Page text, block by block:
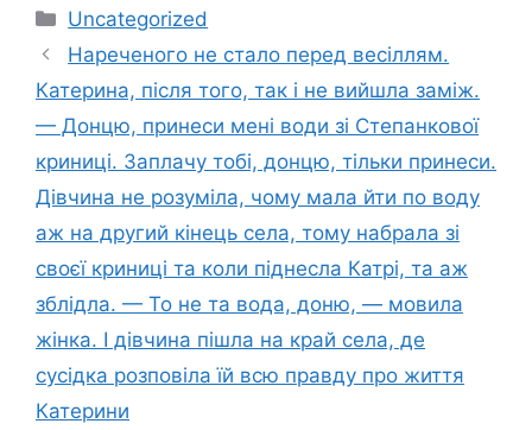
Категорії
Uncategorized
Нареченого не стало перед весіллям.
Катерина, після того, так і не вийшла заміж.
— Донцю, принеси мені води зі Степанкової
криниці. Заплачу тобі, донцю, тільки принеси.
Дівчина не розуміла, чому мала йти по воду
аж на другий кінець села, тому набрала зі
своєї криниці та коли піднесла Катрі, та аж
зблідла. — То не та вода, доню, — мовила
жінка. І дівчина пішла на край села, де
сусідка розповіла їй всю правду про життя
Катерини